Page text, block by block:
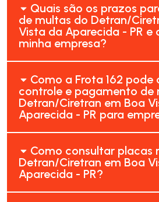
Quais são os prazos
de multas do Detran/
Vista da Aparecida - PR
minha empresa?
Como a Frota 162 pode
controle e pagamento de
Detran/Ciretran em Boa
Aparecida - PR para
Como consultar placas
Detran/Ciretran em Boa
Aparecida - PR?